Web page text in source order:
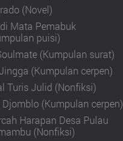
(Novel)
Mata Pemabuk
puisi)
(Kumpulan surat)
(Kumpulan cerpen)
Turis Julid (Nonfiksi)
Djomblo (Kumpulan cerpen)
Harapan Desa Pulau
(Nonfiksi)